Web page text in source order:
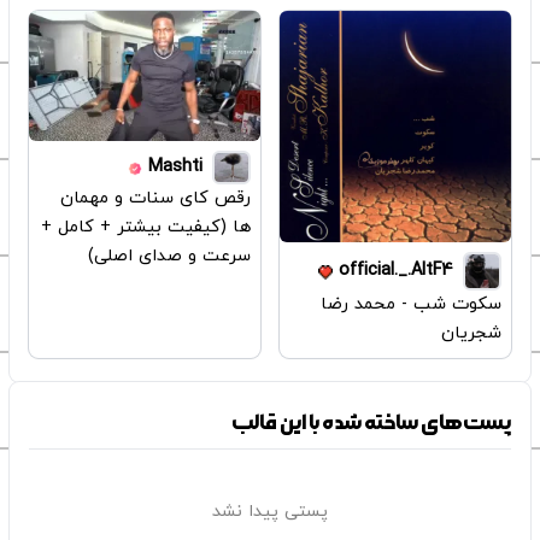
official._.AltF4
سکوت شب - محمد رضا
شجریان
Mashti
رقص کای سنات و مهمان
ها (کیفیت بیشتر + کامل +
سرعت و صدای اصلی)
پست‌های ساخته شده با این قالب
پستی پیدا نشد